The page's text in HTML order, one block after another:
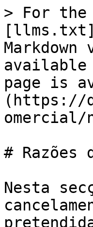
> For the
available
page is
(https://
omercial/
# Razões
Nesta